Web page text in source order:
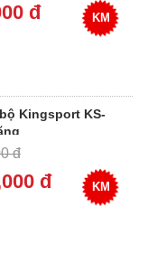
đ KM
Kingsport KS-
đ
đ KM